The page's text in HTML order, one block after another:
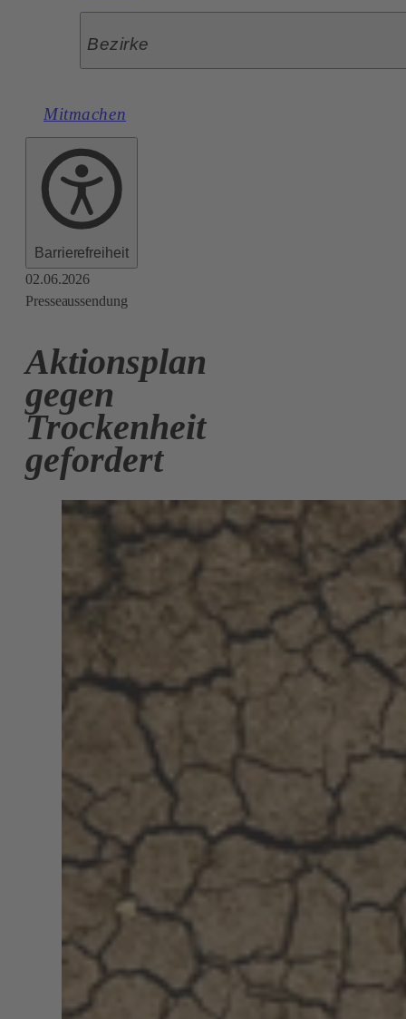
Bezirke
Mitmachen
Barrierefreiheit
02.06.2026
Presseaussendung
Aktionsplan
gegen
Trockenheit
gefordert